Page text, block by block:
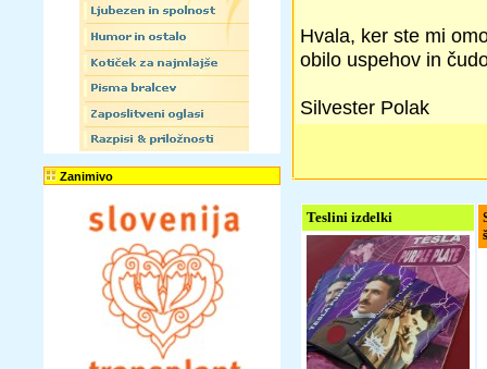
Zanimivo
Hvala, ker ste mi
obilo uspehov in
Silvester Polak
Teslini izdelki